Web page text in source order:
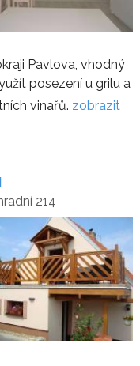
Pavlova, vhodný
posezení u grilu a
vinařů. zobrazit
214